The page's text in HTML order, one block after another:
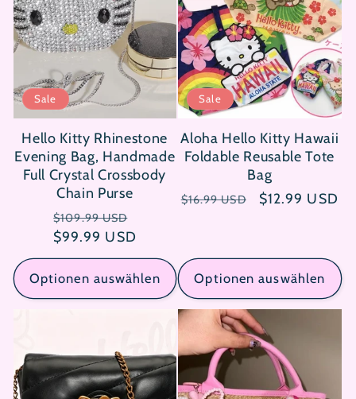
Sale
Hello Kitty Rhinestone
Evening Bag, Handmade
Full Crystal Crossbody
Chain Purse
Normaler
Preis
$109.99 USD
$99.99 USD
Optionen auswählen
Sale
Aloha Hello Kitty Hawaii
Foldable Reusable Tote
Bag
Normaler
$16.99 USD Verkaufspreis
$12.99 USD
Optionen auswählen